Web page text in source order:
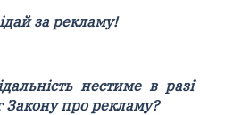
за рекламу!
нестиме в разі
про рекламу?